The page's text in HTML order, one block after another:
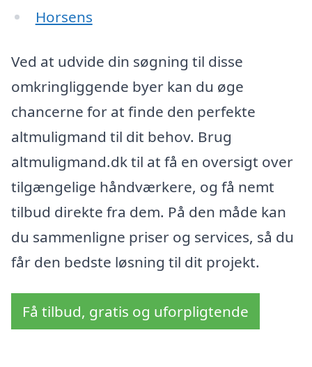
Horsens
Ved at udvide din søgning til disse
omkringliggende byer kan du øge
chancerne for at finde den perfekte
altmuligmand til dit behov. Brug
altmuligmand.dk til at få en oversigt over
tilgængelige håndværkere, og få nemt
tilbud direkte fra dem. På den måde kan
du sammenligne priser og services, så du
får den bedste løsning til dit projekt.
Få tilbud, gratis og uforpligtende